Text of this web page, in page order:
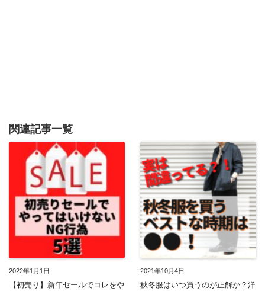
関連記事一覧
2022年1月1日
【初売り】新年セールでコレをや
2021年10月4日
秋冬服はいつ買うのが正解か？洋